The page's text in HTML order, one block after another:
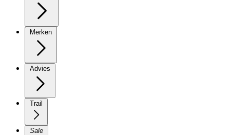
Merken
Advies
Trail
Sale